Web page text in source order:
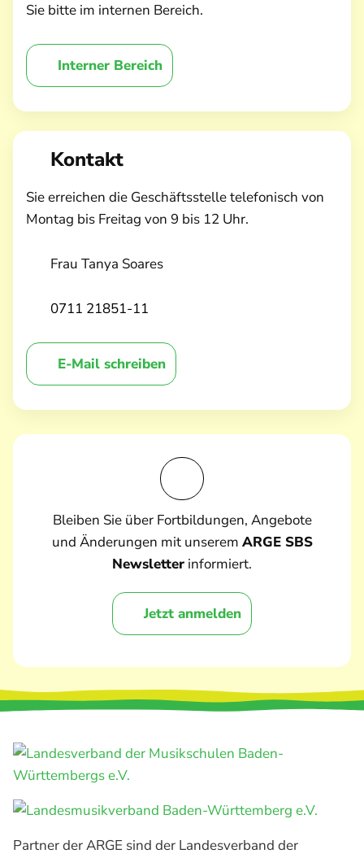
Sie bitte im internen Bereich.
Interner Bereich
Kontakt
Sie erreichen die Geschäftsstelle telefonisch von
Montag bis Freitag von 9 bis 12 Uhr.
Frau Tanya Soares
0711 21851-11
E-Mail schreiben
Bleiben Sie über Fortbildungen, Angebote
und Änderungen mit unserem ARGE SBS
Newsletter informiert.
Jetzt anmelden
Partner der ARGE sind der Landesverband der